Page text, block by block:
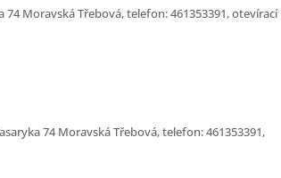
74 Moravská Třebová, telefon: 461353391, otevírací
74 Moravská Třebová, telefon: 461353391,